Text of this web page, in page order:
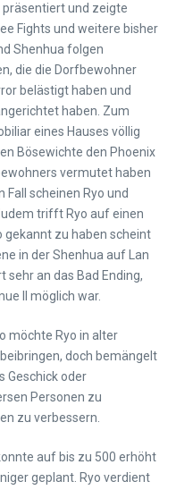
präsentiert und zeigte
Fights und weitere bisher
Shenhua folgen
die die Dorfbewohner
belästigt haben und
haben. Zum
eines Hauses völlig
Bösewichte den Phoenix
vermutet haben
scheinen Ryo und
trifft Ryo auf einen
gekannt zu haben scheint
in der Shenhua auf Lan
sehr an das Bad Ending,
II möglich war.
möchte Ryo in alter
doch bemängelt
Geschick oder
Personen zu
zu verbessern.
auf bis zu 500 erhöht
geplant. Ryo verdient